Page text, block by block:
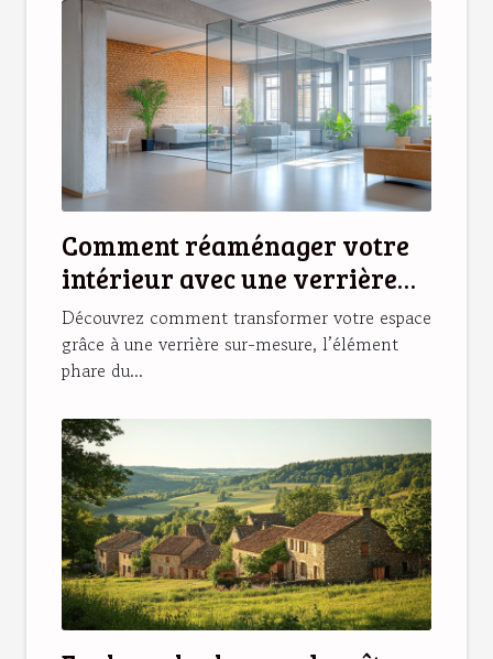
Comment réaménager votre
intérieur avec une verrière
sur-mesure ?
Découvrez comment transformer votre espace
grâce à une verrière sur-mesure, l’élément
phare du...